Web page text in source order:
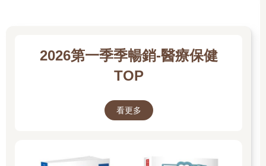
2026第一季季暢銷-醫療保健
TOP
看更多